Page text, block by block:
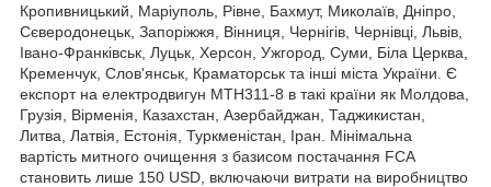
Кропивницький, Маріуполь, Рівне, Бахмут, Миколаїв, Дніпро,
Сєверодонецьк, Запоріжжя, Вінниця, Чернігів, Чернівці, Львів,
Івано-Франківськ, Луцьк, Херсон, Ужгород, Суми, Біла Церква,
Кременчук, Слов'янськ, Краматорськ та інші міста України. Є
експорт на електродвигун МТН311-8 в такі країни як Молдова,
Грузія, Вірменія, Казахстан, Азербайджан, Таджикистан,
Литва, Латвія, Естонія, Туркменістан, Іран. Мінімальна
вартість митного очищення з базисом постачання FCA
становить лише 150 USD, включаючи витрати на виробництво